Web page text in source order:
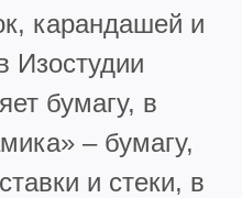
карандашей и
Изостудии
бумагу, в
– бумагу,
и стеки, в